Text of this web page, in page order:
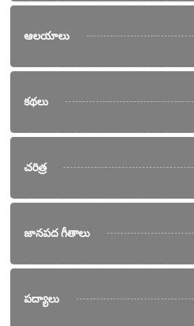
ఆలయాలు
కథలు
చరిత్ర
జానపద గీతాలు
పద్యాలు